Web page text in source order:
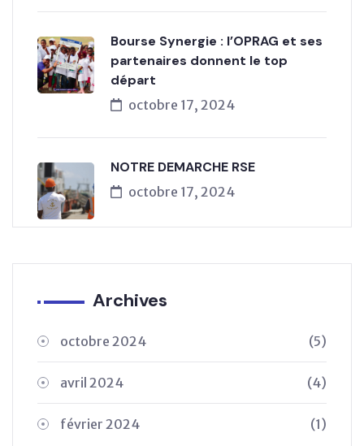
Bourse Synergie : l’OPRAG et ses
partenaires donnent le top
départ
octobre 17, 2024
NOTRE DEMARCHE RSE
octobre 17, 2024
Archives
octobre 2024 (5)
avril 2024 (4)
février 2024 (1)